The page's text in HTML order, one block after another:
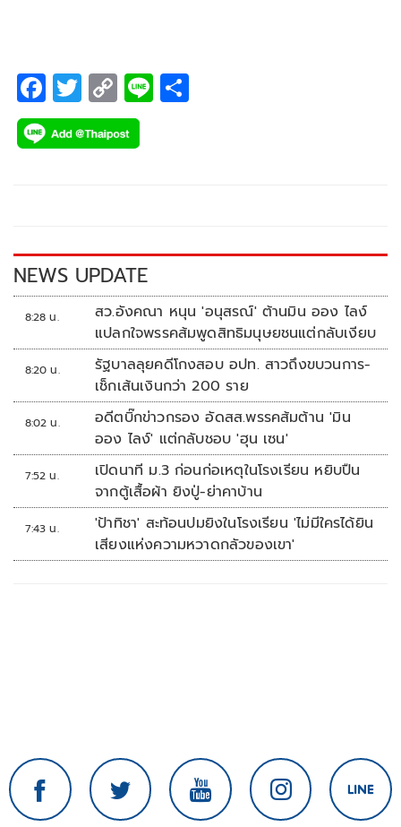
F
ac
e
k
T
wi
tt
C
o
p
k
Li
NEWS UPDATE
8:28 น.
สว.อังคณา หนุน 'อนุสรณ์' ต้านมิน ออง ไลง์
แปลกใจพรรคส้มพูดสิทธิมนุษยชนแต่กลับเงียบ
8:20 น.
รัฐบาลลุยคดีโกงสอบ อปท. สาวถึงขบวนการ-
เช็กเส้นเงินกว่า 200 ราย
8:02 น.
อดีตบิ๊กข่าวกรอง อัดสส.พรรคส้มต้าน 'มิน
ออง ไลง์' แต่กลับชอบ 'ฮุน เซน'
7:52 น.
เปิดนาที ม.3 ก่อนก่อเหตุในโรงเรียน หยิบปืน
จากตู้เสื้อผ้า ยิงปู่-ย่าคาบ้าน
7:43 น.
'ป้าทิชา' สะท้อนปมยิงในโรงเรียน 'ไม่มีใครได้ยิน
เสียงแห่งความหวาดกลัวของเขา'